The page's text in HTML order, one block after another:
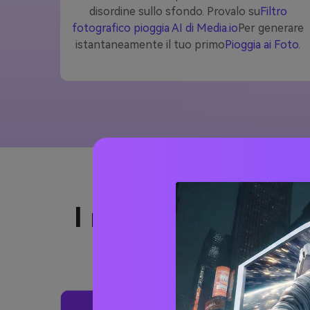
disordine sullo sfondo. Provalo suFiltro
fotografico pioggia AI di Media.ioPer generare
istantaneamente il tuo primoPioggia ai Foto
I migliori
Dal